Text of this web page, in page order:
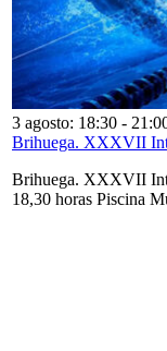
3 agosto: 18:30 -
Brihuega. XXXVII
Brihuega. XXXVII
18,30 horas Piscina